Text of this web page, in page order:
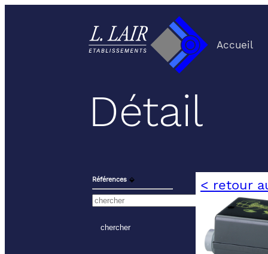
Accueil
Détail
Références ⬙ < retour